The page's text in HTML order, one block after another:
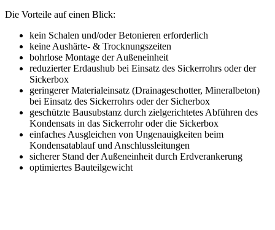
Die Vorteile auf einen Blick:
kein Schalen und/oder Betonieren erforderlich
keine Aushärte- & Trocknungszeiten
bohrlose Montage der Außeneinheit
reduzierter Erdaushub bei Einsatz des Sickerrohrs oder der
Sickerbox
geringerer Materialeinsatz (Drainageschotter, Mineralbeton)
bei Einsatz des Sickerrohrs oder der Sicherbox
geschützte Bausubstanz durch zielgerichtetes Abführen des
Kondensats in das Sickerrohr oder die Sickerbox
einfaches Ausgleichen von Ungenauigkeiten beim
Kondensatablauf und Anschlussleitungen
sicherer Stand der Außeneinheit durch Erdverankerung
optimiertes Bauteilgewicht